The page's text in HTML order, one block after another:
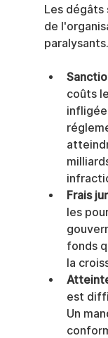
Les dégâts
de
paralysants.
coûts
Frais
les
fonds
la
est
Un